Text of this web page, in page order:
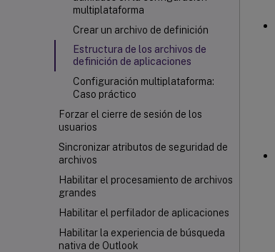
multiplataforma
Crear un archivo de definición
Estructura de los archivos de
definición de aplicaciones
Configuración multiplataforma:
Caso práctico
Forzar el cierre de sesión de los
usuarios
Sincronizar atributos de seguridad de
archivos
Habilitar el procesamiento de archivos
grandes
Habilitar el perfilador de aplicaciones
Habilitar la experiencia de búsqueda
nativa de Outlook